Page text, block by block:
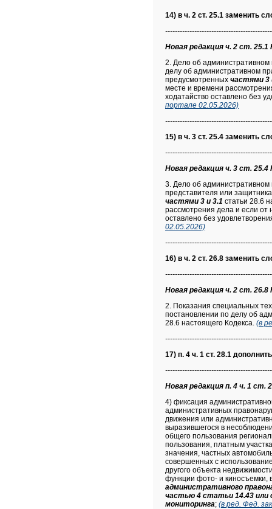
14) в ч. 2 ст. 25.1 заменить
Новая редакция ч. 2 ст.
2. Дело об административном
делу об административном
предусмотренных частями 3
месте и времени
ходатайство оставлено без
портале 02.05.2026)
15) в ч. 3 ст. 25.4 заменить
Новая редакция ч. 3 ст.
3. Дело об административном
представителя или
частями 3 и 3.1 статьи 28.6
рассмотрения дела и если от
оставлено без
02.05.2026)
16) в ч. 2 ст. 26.8 заменить
Новая редакция ч. 2 ст.
2. Показания специальных
постановлении по делу об
28.6 настоящего Кодекса. (в
17) п. 4 ч. 1 ст. 28.1
Новая редакция п. 4 ч. 1 ст.
4) фиксация
административных
движения или
выразившегося в
общего пользования
пользования, платным
значения, частных
совершенных с
другого объекта
функции фото- и киносъемки,
административного
частью 4 статьи 14.43 или
мониторинга; (в ред. Фед.